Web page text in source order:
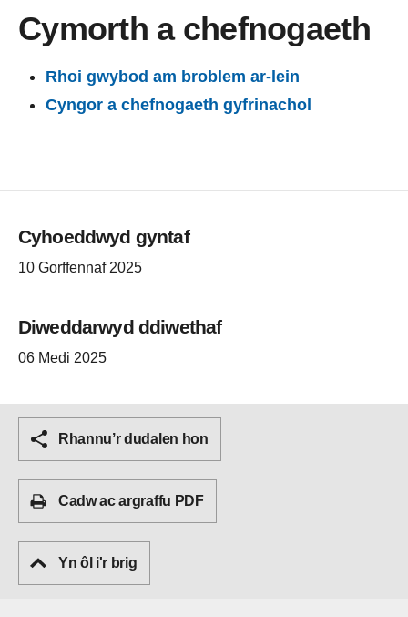
Cymorth a chefnogaeth
Rhoi gwybod am broblem ar-lein
Cyngor a chefnogaeth gyfrinachol
Cyhoeddwyd gyntaf
10 Gorffennaf 2025
Diweddarwyd ddiwethaf
06 Medi 2025
Rhannu’r dudalen hon
Cadw ac argraffu PDF
Yn ôl i'r brig